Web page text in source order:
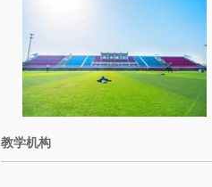
教学机构